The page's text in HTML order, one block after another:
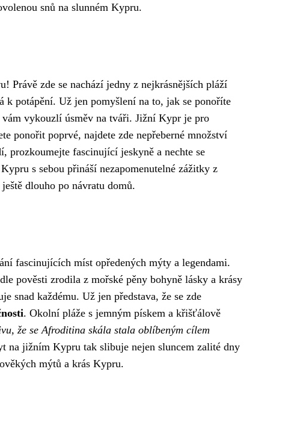
snů na slunném Kypru.
Právě zde se nachází jedny z nejkrásnějších pláží
k potápění. Už jen pomyšlení na to, jak se ponoříte
vykouzlí úsměv na tváři. Jižní Kypr je pro
ponořit poprvé, najdete zde nepřeberné množství
prozkoumejte fascinující jeskyně a nechte se
s sebou přináší nezapomenutelné zážitky z
dlouho po návratu domů.
fascinujících míst opředených mýty a legendami.
pověsti zrodila z mořské pěny bohyně lásky a krásy
snad každému. Už jen představa, že se zde
. Okolní pláže s jemným pískem a křišťálově
že se Afroditina skála stala oblíbeným cílem
na jižním Kypru tak slibuje nejen sluncem zalité dny
mýtů a krás Kypru.